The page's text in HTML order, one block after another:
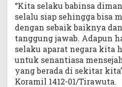
“Kita selaku babinsa
selalu siap sehingga bisa
dengan sebaik baiknya
tanggung jawab. Adapun
selaku aparat negara kita
untuk senantiasa
yang berada di sekitar
Koramil 1412-01/Tirawuta.